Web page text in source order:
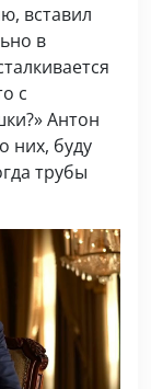
вставил
в
с
Антон
них, буду
трубы